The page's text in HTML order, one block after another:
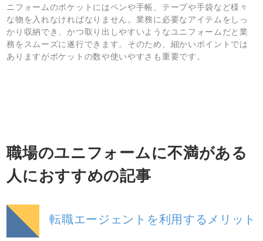
ニフォームのポケットにはペンや手帳、テープや手袋など様々
な物を入れなければなりません。業務に必要なアイテムをしっ
かり収納でき、かつ取り出しやすいようなユニフォームだと業
務をスムーズに遂行できます。そのため、細かいポイントでは
ありますがポケットの数や使いやすさも重要です。
職場のユニフォームに不満がある
人におすすめの記事
転職エージェントを利用するメリット